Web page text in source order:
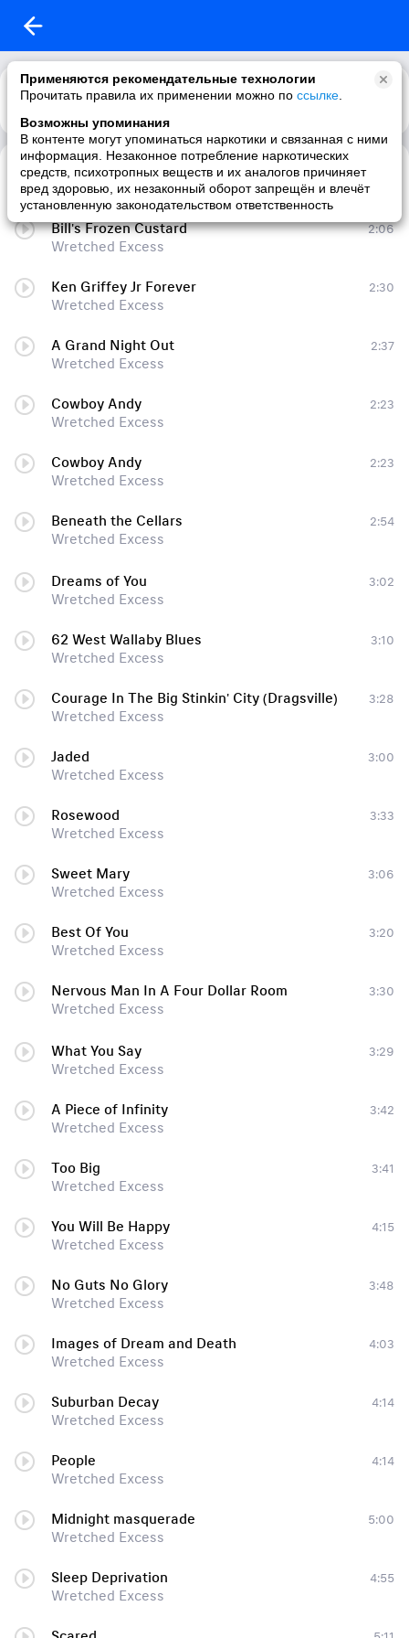
Применяются рекомендательные технологии
Прочитать правила их применении можно по ссылке
Возможны упоминания
В контенте могут упоминаться наркотики и связанная с ними
информация. Незаконное потребление наркотических
средств, психотропных веществ и их аналогов причиняет
вред здоровью, их незаконный оборот запрещён и влечёт
установленную законодательством ответственность
A Desperate Last Breathe
Wretched Excess
Bill's Frozen Custard
Wretched Excess
2:06
Ken Griffey Jr Forever
Wretched Excess
2:30
A Grand Night Out
Wretched Excess
2:37
Cowboy Andy
Wretched Excess
2:23
Cowboy Andy
Wretched Excess
2:23
Beneath the Cellars
Wretched Excess
2:54
Dreams of You
Wretched Excess
3:02
62 West Wallaby Blues
Wretched Excess
3:10
Courage In The Big Stinkin' City (Dragsville)
Wretched Excess
3:28
Jaded
Wretched Excess
3:00
Rosewood
Wretched Excess
3:33
Sweet Mary
Wretched Excess
3:06
Best Of You
Wretched Excess
3:20
Nervous Man In A Four Dollar Room
Wretched Excess
3:30
What You Say
Wretched Excess
3:29
A Piece of Infinity
Wretched Excess
3:42
Too Big
Wretched Excess
3:41
You Will Be Happy
Wretched Excess
4:15
No Guts No Glory
Wretched Excess
3:48
Images of Dream and Death
Wretched Excess
4:03
Suburban Decay
Wretched Excess
4:14
People
Wretched Excess
4:14
Midnight masquerade
Wretched Excess
5:00
Sleep Deprivation
Wretched Excess
4:55